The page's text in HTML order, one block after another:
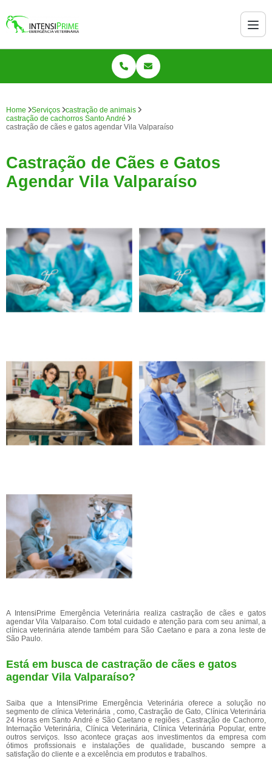
Home Serviços
castração de animais
castração de cachorros Santo André
castração de cães e gatos agendar Vila Valparaíso
Castração de Cães e Gatos
Agendar Vila Valparaíso
A IntensiPrime Emergência Veterinária realiza castração de cães e gatos
agendar Vila Valparaíso. Com total cuidado e atenção para com seu animal, a
clínica veterinária atende também para São Caetano e para a zona leste de
São Paulo.
Está em busca de castração de cães e gatos
agendar Vila Valparaíso?
Saiba que a IntensiPrime Emergência Veterinária oferece a solução no
segmento de clínica Veterinária , como, Castração de Gato, Clínica Veterinária
24 Horas em Santo André e São Caetano e regiões , Castração de Cachorro,
Internação Veterinária, Clínica Veterinária, Clínica Veterinária Popular, entre
outros serviços. Isso acontece graças aos investimentos da empresa com
ótimos profissionais e instalações de qualidade, buscando sempre a
satisfação do cliente e a excelência em produtos e trabalhos.